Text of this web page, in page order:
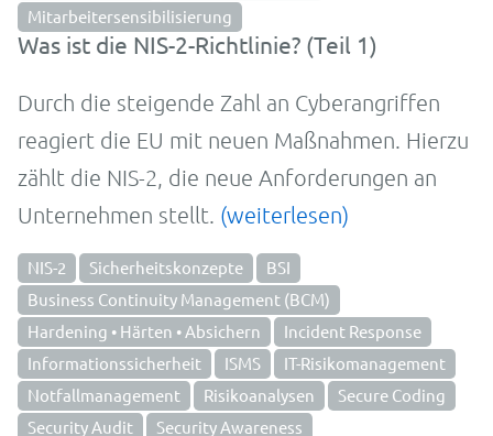
Mitarbeitersensibilisierung
Was ist die NIS-2-Richtlinie? (Teil 1)
Durch die steigende Zahl an Cyberangriffen
reagiert die EU mit neuen Maßnahmen. Hierzu
zählt die NIS-2, die neue Anforderungen an
Unternehmen stellt. (weiterlesen)
NIS-2 Sicherheitskonzepte
BSI
Business Continuity Management (BCM)
Hardening • Härten • Absichern
Incident Response
Informationssicherheit
ISMS
IT-Risikomanagement
Notfallmanagement
Risikoanalysen
Secure Coding
Security Audit
Security Awareness